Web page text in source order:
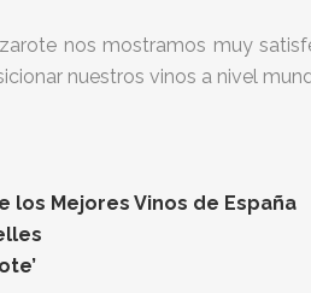
nos mostramos muy
nuestros vinos a nivel
los Mejores Vinos de España